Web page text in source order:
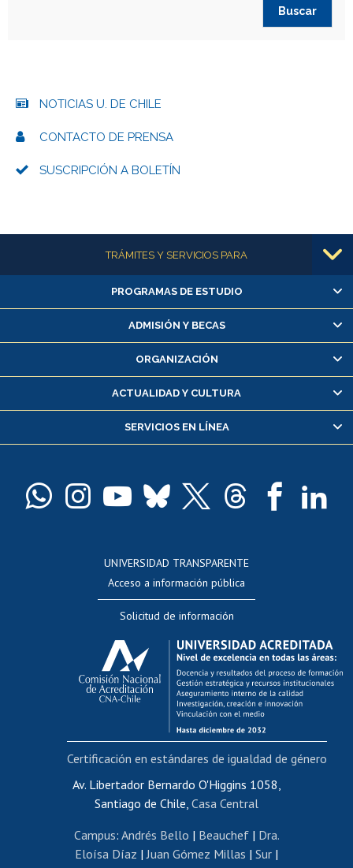
NOTICIAS U. DE CHILE
CONTACTO DE PRENSA
SUSCRIPCIÓN A BOLETÍN
Más informaciónTRÁMITES Y SERVICIOS PARA
Alumnas/os y exalumnas/os
Matrícula en línea
Inscripción y cambio de asignaturas
Consulta y certificado de notas
Servicio médico y dental
Pago de arancel y crédito alumnos
Docentes
Evaluación docente
Calificación académica
Postulación al AUCAI
Funcionarias/os
Cursos internos de capacitación
Bienestar del personal
Portal de movilidad interna
Certificado de renta
Certificado de renta honorarios
Editar páginas blancas
PROGRAMAS DE ESTUDIO
ADMISIÓN Y BECAS
ORGANIZACIÓN
ACTUALIDAD Y CULTURA
SERVICIOS EN LÍNEA
UNIVERSIDAD TRANSPARENTE
Acceso a información pública
Solicitud de información
Av. Libertador Bernardo O'Higgins 1058,
Santiago de Chile, Casa Central
Campus: Andrés Bello | Beauchef| Dra.
Eloísa Díaz |Juan Gómez Millas | Sur |
Certificación en estándares de igualdad de género